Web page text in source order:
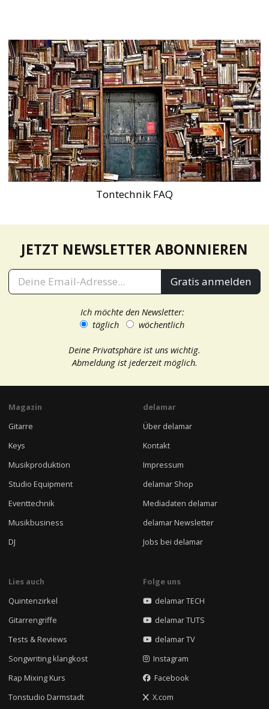
Tontechnik FAQ
JETZT NEWSLETTER ABONNIEREN
Gratis anmelden
Ich möchte den Newsletter:
täglich
wöchentlich
Deine Privatsphäre ist uns wichtig.
Abmeldung ist jederzeit möglich.
Magazin
Gitarre
Keys
Musikproduktion
Studio Equipment
Eventtechnik
Musikbusiness
DJ
delamar
Über delamar
Kontakt
Impressum
delamar Shop
Mediadaten delamar
delamar Newsletter
Jobs bei delamar
Lies auch
Quintenzirkel
Gitarrengriffe
Tests & Reviews
Songwriting klangkost
Rap Mixing Kurs
Tonstudio Darmstadt
Folge uns
delamar TECH
delamar TUTS
delamar TV
Instagram
Facebook
X.com